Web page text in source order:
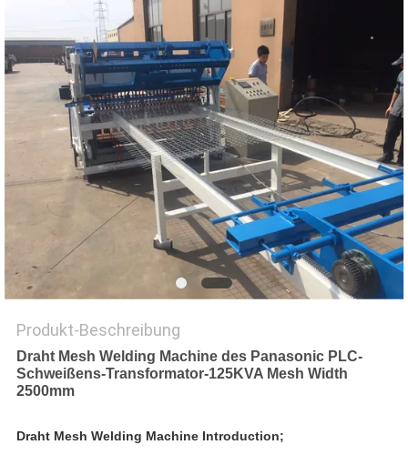
FORDERN
SIE EIN
ZITAT
SITEMAP
PRIVACY
POLICY
Produkt-Beschreibung
Draht Mesh Welding Machine des Panasonic PLC-
Schweißens-Transformator-125KVA Mesh Width
2500mm
Draht Mesh Welding Machine Introduction;